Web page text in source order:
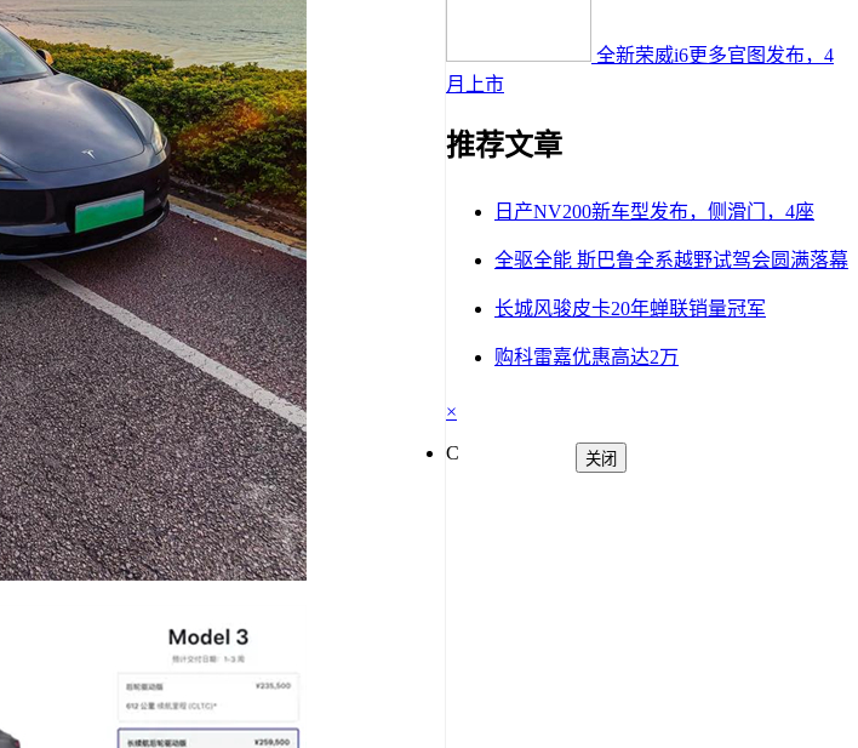
全新荣威i6更多官图发布，4
月上市
推荐文章
日产NV200新车型发布，侧滑门，4座
全驱全能 斯巴鲁全系越野试驾会圆满落幕
长城风骏皮卡20年蝉联销量冠军
购科雷嘉优惠高达2万
×
C
关闭